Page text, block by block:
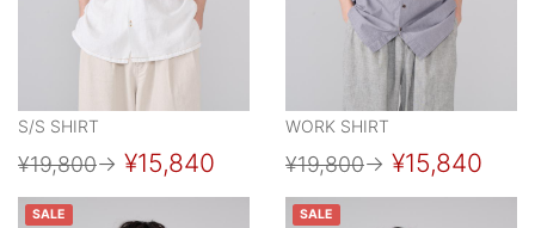
S/S SHIRT
¥19,800→ ¥15,840
WORK SHIRT
¥19,800→ ¥15,840
SALE SALE